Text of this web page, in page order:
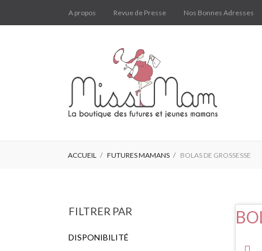
A propos Revue de Presse Nos Bonnes Adresses
ACCUEIL FUTURES MAMANS BOLAS DE GROSSESSE
FILTRER PAR
DISPONIBILITÉ